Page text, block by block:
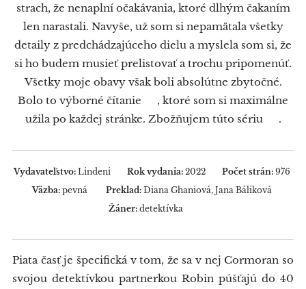
strach, že nenaplní očakávania, ktoré dlhým čakaním
len narastali. Navyše, už som si nepamätala všetky
detaily z predchádzajúceho dielu a myslela som si, že
si ho budem musieť prelistovať a trochu pripomenúť.
Všetky moje obavy však boli absolútne zbytočné.
Bolo to výborné čítanie 👍, ktoré som si maximálne
užila po každej stránke. Zbožňujem túto sériu ❤️.
Vydavateľstvo: Lindeni Rok vydania: 2022 Počet strán: 976
Väzba: pevná Preklad: Diana Ghaniová, Jana Báliková
Žáner: detektívka
Piata časť je špecifická v tom, že sa v nej Cormoran so
svojou detektívkou partnerkou Robin púšťajú do 40